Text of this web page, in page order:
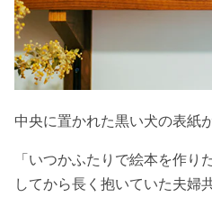
中央に置かれた黒い犬の表紙
「いつかふたりで絵本を作
してから長く抱いていた夫婦